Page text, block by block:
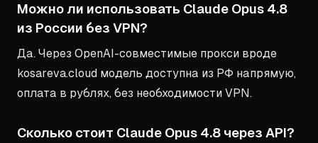
Можно ли использовать Claude Opus 4.8
из России без VPN?
Да. Через OpenAI-совместимые прокси вроде
kosareva.cloud модель доступна из РФ напрямую,
оплата в рублях, без необходимости VPN.
Сколько стоит Claude Opus 4.8 через API?